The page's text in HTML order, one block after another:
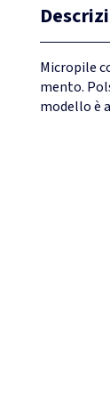
Micropile
mento.
modello è